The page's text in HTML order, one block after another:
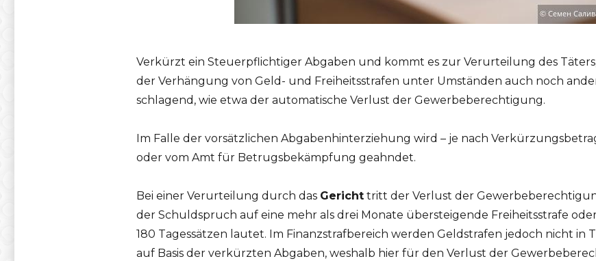
Verkürzt ein Steuerpflichtiger Abgaben und kommt es zur Verurteilung des
der Verhängung von Geld- und Freiheitsstrafen unter Umständen auch noch
schlagend, wie etwa der automatische Verlust der Gewerbeberechtigung.
Im Falle der vorsätzlichen Abgabenhinterziehung wird – je nach
oder vom Amt für Betrugsbekämpfung geahndet.
Bei einer Verurteilung durch das Gerichttritt der Verlust der
der Schuldspruch auf eine mehr als drei Monate übersteigende Freiheitsstrafe
180 Tagessätzen lautet. Im Finanzstrafbereich werden Geldstrafen jedoch nicht in
auf Basis der verkürzten Abgaben, weshalb hier für den Verlust der